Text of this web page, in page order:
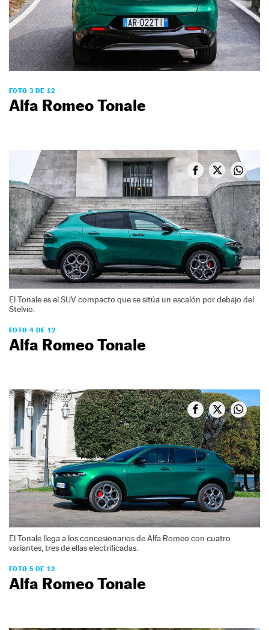
FOTO 3 DE 12
Alfa Romeo Tonale
El Tonale es el SUV compacto que se sitúa un escalón por debajo del
Stelvio.
FOTO 4 DE 12
Alfa Romeo Tonale
El Tonale llega a los concesionarios de Alfa Romeo con cuatro
variantes, tres de ellas electrificadas.
FOTO 5 DE 12
Alfa Romeo Tonale